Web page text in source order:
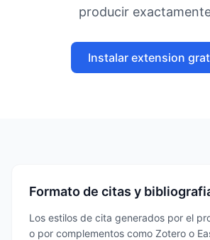
producir
Instalar extension
Formato de citas y
Los estilos de cita generados por el
o por complementos como Zotero o